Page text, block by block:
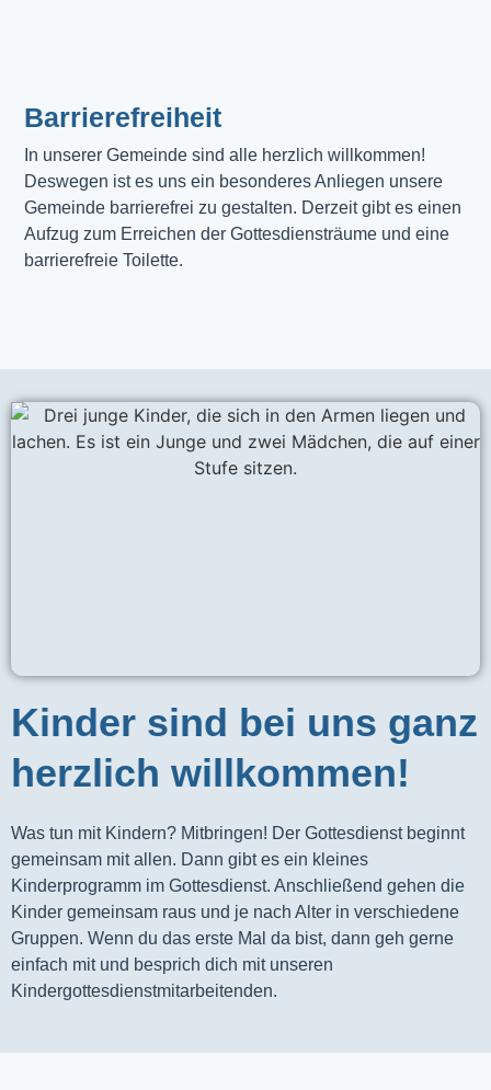
Barrierefreiheit
In unserer Gemeinde sind alle herzlich willkommen!
Deswegen ist es uns ein besonderes Anliegen unsere
Gemeinde barrierefrei zu gestalten. Derzeit gibt es einen
Aufzug zum Erreichen der Gottesdiensträume und eine
barrierefreie Toilette.
Kinder sind bei uns ganz
herzlich willkommen!
Was tun mit Kindern? Mitbringen! Der Gottesdienst beginnt
gemeinsam mit allen. Dann gibt es ein kleines
Kinderprogramm im Gottesdienst. Anschließend gehen die
Kinder gemeinsam raus und je nach Alter in verschiedene
Gruppen. Wenn du das erste Mal da bist, dann geh gerne
einfach mit und besprich dich mit unseren
Kindergottesdienstmitarbeitenden.